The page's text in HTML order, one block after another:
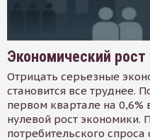
Экономический
Отрицать серьезные
становится все труднее.
первом квартале на 0,6%
нулевой рост экономики.
потребительского